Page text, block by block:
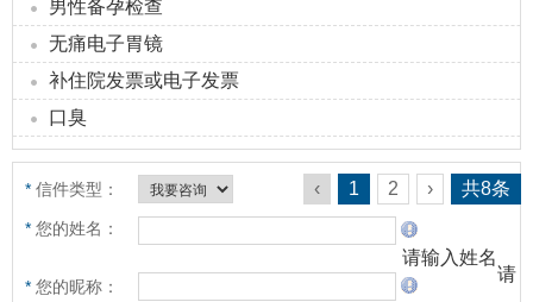
刘祥婷
男性备孕检查
邹绪权
无痛电子胃镜
国灿灿 [2024-1-22]
补住院发票或电子发票
许苏文
口臭
黄华 [2023-7-26] 【已回复】
‹ 1 2 › 共8条
* 信件类型：
* 您的姓名：
请输入姓名
* 您的昵称：
请